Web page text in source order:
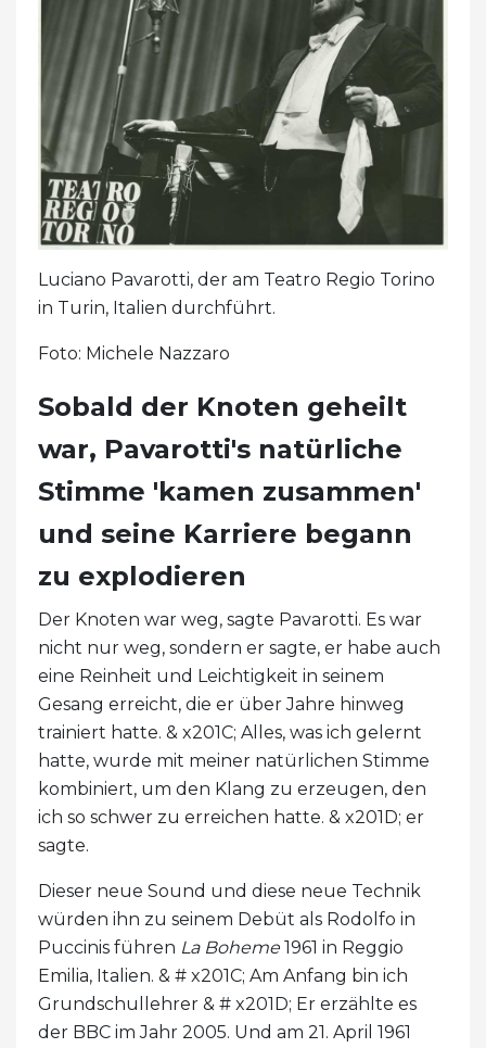
Luciano Pavarotti, der am Teatro Regio Torino
in Turin, Italien durchführt.
Foto: Michele Nazzaro
Sobald der Knoten geheilt
war, Pavarotti's natürliche
Stimme 'kamen zusammen'
und seine Karriere begann
zu explodieren
Der Knoten war weg, sagte Pavarotti. Es war
nicht nur weg, sondern er sagte, er habe auch
eine Reinheit und Leichtigkeit in seinem
Gesang erreicht, die er über Jahre hinweg
trainiert hatte. & x201C; Alles, was ich gelernt
hatte, wurde mit meiner natürlichen Stimme
kombiniert, um den Klang zu erzeugen, den
ich so schwer zu erreichen hatte. & x201D; er
sagte.
Dieser neue Sound und diese neue Technik
würden ihn zu seinem Debüt als Rodolfo in
Puccinis führen La Boheme1961 in Reggio
Emilia, Italien. & # x201C; Am Anfang bin ich
Grundschullehrer & # x201D; Er erzählte es
der BBC im Jahr 2005. Und am 21. April 1961